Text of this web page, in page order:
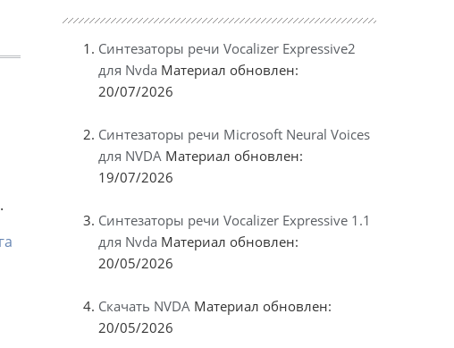
Синтезаторы речи Vocalizer Expressive2
для Nvda Материал обновлен:
20/07/2026
Синтезаторы речи Microsoft Neural Voices
для NVDA Материал обновлен:
19/07/2026
Синтезаторы речи Vocalizer Expressive 1.1
для Nvda Материал обновлен:
20/05/2026
Скачать NVDA Материал обновлен:
20/05/2026